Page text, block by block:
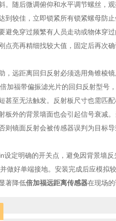
随后微调俯仰和水平调节螺丝，
较佳，立即锁紧所有锁紧螺母防
免穿过频繁有人员走动或物体穿
亮再精细找较大值，固定后再次确
远距离回归反射必须选用角锥棱
加福带偏振滤光片的回归反射型号
至无法触发。反射板尺寸也需匹
外的背景墙面也会引起信号衰减
镜面反射会被传感器误判为目标导
定明确的开关点，避免因背景墙反
做好单端接地。安装完成后应模拟
著降低倍加福远距离传感器在现场的